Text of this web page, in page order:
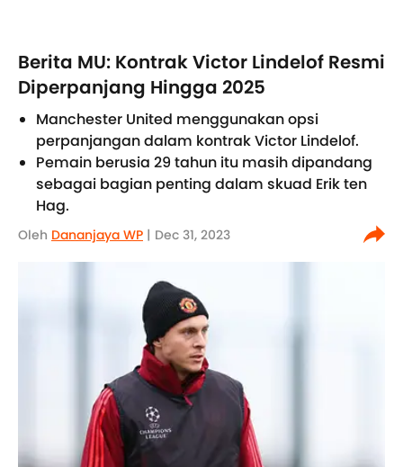
Berita MU: Kontrak Victor Lindelof Resmi
Diperpanjang Hingga 2025
Manchester United menggunakan opsi
perpanjangan dalam kontrak Victor Lindelof.
Pemain berusia 29 tahun itu masih dipandang
sebagai bagian penting dalam skuad Erik ten
Hag.
Oleh Dananjaya WP | Dec 31, 2023